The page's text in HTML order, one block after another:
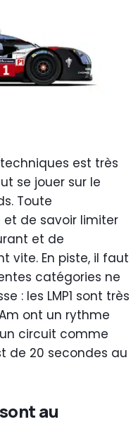
est très
se jouer sur le
Toute
et de savoir limiter
et de
vite. En piste, il faut
catégories ne
: les LMP1 sont très
ont un rythme
circuit comme
de 20 secondes au
au